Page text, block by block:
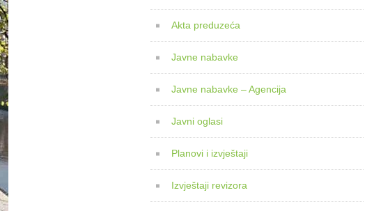
Akta preduzeća
Javne nabavke
Javne nabavke – Agencija
Javni oglasi
Planovi i izvještaji
Izvještaji revizora